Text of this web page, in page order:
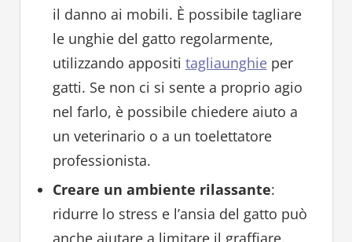
il danno ai mobili. È possibile tagliare
le unghie del gatto regolarmente,
utilizzando appositi tagliaunghieper
gatti. Se non ci si sente a proprio agio
nel farlo, è possibile chiedere aiuto a
un veterinario o a un toelettatore
professionista.
Creare un ambiente rilassante:
ridurre lo stress e l’ansia del gatto può
anche aiutare a limitare il graffiare.